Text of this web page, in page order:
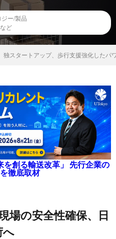
ジー/製品
ど
独スタートアップ、歩行支援強化したパ
を創る輸送改革」 先行企業の
徹底取材
へ